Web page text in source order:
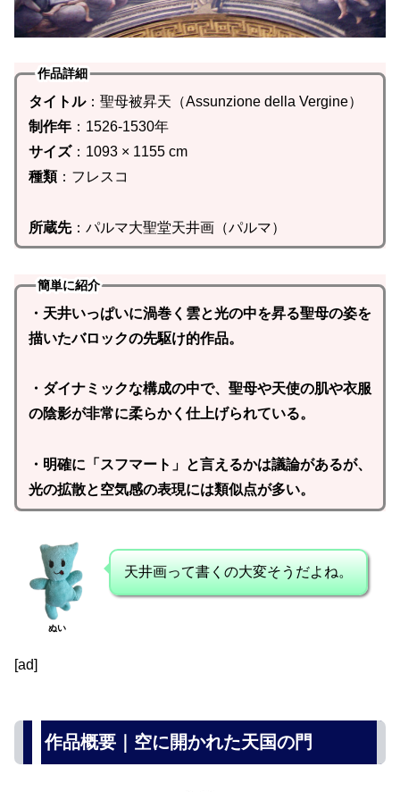
作品詳細
タイトル：聖母被昇天（Assunzione della Vergine）
制作年：1526-1530年
サイズ：1093 × 1155 cm
種類：フレスコ
所蔵先：パルマ大聖堂天井画（パルマ）
簡単に紹介
・天井いっぱいに渦巻く雲と光の中を昇る聖母の姿を
描いたバロックの先駆け的作品。
・ダイナミックな構成の中で、聖母や天使の肌や衣服
の陰影が非常に柔らかく仕上げられている。
・明確に「スフマート」と言えるかは議論があるが、
光の拡散と空気感の表現には類似点が多い。
ぬい
天井画って書くの大変そうだよね。
[ad]
作品概要｜空に開かれた天国の門